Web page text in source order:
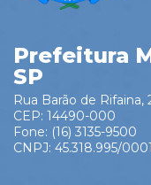
Prefeitura
SP
Rua Barão de Rifaina,
CEP: 14490-000
Fone: (16) 3135-9500
CNPJ: 45.318.995/